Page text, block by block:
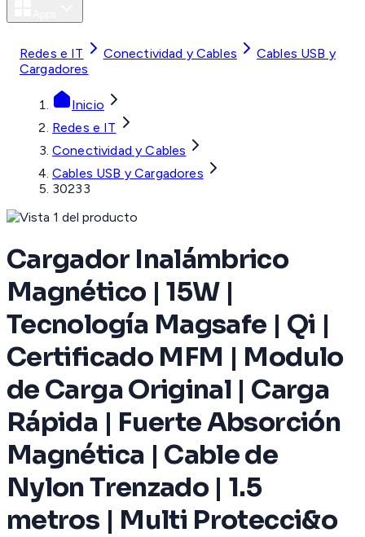
Redes e IT
Conectividad y Cables
Cables USB y
Cargadores
Inicio
Redes e IT
Conectividad y Cables
Cables USB y Cargadores
30233
Cargador Inalámbrico
Magnético | 15W |
Tecnología Magsafe | Qi |
Certificado MFM | Modulo
de Carga Original | Carga
Rápida | Fuerte Absorción
Magnética | Cable de
Nylon Trenzado | 1.5
metros | Multi Protecci&o